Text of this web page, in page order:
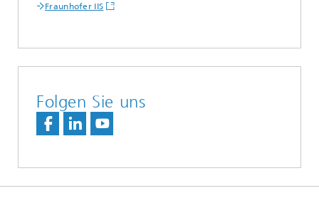
Fraunhofer IIS
Folgen Sie uns